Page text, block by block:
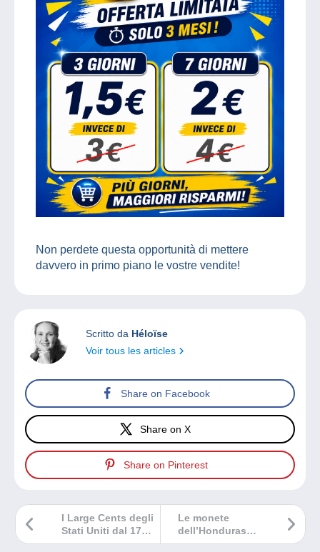
Non perdete questa opportunità di mettere
davvero in primo piano le vostre vendite!
Scritto da Héloïse
Voir tous les articles
Share on Facebook
Share on X
Share on Pinterest
Le monete
dell’Honduras
britannico
I Large Cents degli
Stati Uniti dal 1793
al 1857